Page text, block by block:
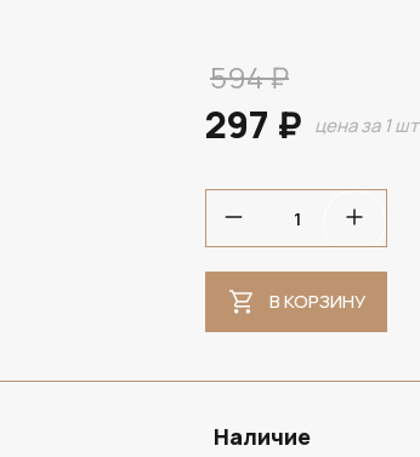
594 ₽
297 ₽ цена за 1 шт
В КОРЗИНУ
Наличие